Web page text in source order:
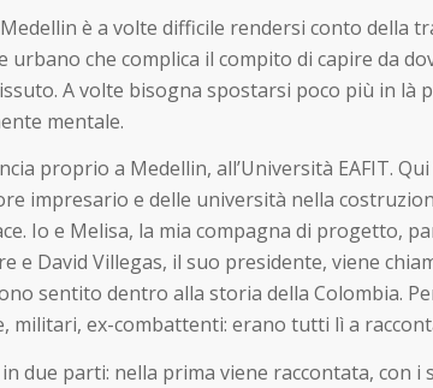
è a volte difficile rendersi conto della
urbano che complica il compito di capire da
A volte bisogna spostarsi poco più in
mentale.
proprio a Medellin, all’Università EAFIT.
impresario e delle università nella
Io e Melisa, la mia compagna di progetto,
e David Villegas, il suo presidente, viene
sentito dentro alla storia della Colombia.
militari, ex-combattenti: erano tutti lì a
due parti: nella prima viene raccontata, con